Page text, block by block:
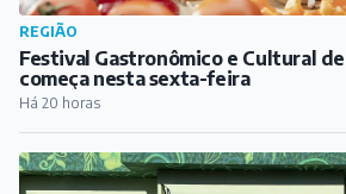
REGIÃO
Projeto Cidades Protegidas debate
seguros para municípios em São
Há 19 horas